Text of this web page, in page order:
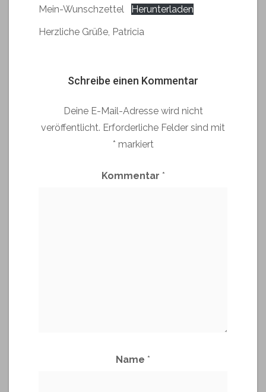
Mein-Wunschzettel
Herunterladen
Herzliche Grüße, Patricia
Schreibe einen Kommentar
Deine E-Mail-Adresse wird nicht
veröffentlicht. Erforderliche Felder sind mit
* markiert
Kommentar *
Name *